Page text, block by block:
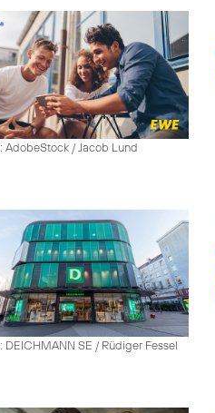
AdobeStock / Jacob Lund
DEICHMANN SE / Rüdiger Fessel